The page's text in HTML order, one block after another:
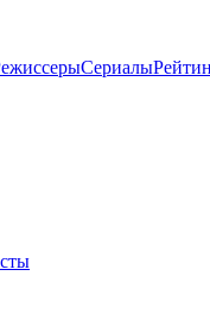
Сериалы